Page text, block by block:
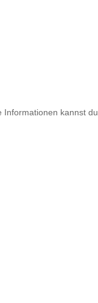
Informationen kannst du